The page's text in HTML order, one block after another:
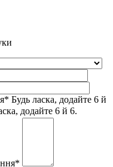
* Будь ласка, додайте 6 й
додайте 6 й 6.
*